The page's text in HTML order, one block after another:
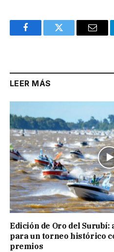
FacebookTwitter Email
LEER MÁS
Edición de Oro del
para un torneo histórico
premios